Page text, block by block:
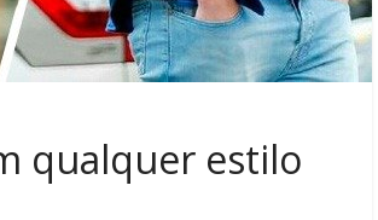
qualquer estilo